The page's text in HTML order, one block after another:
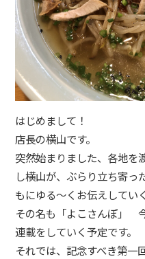
TOKAIモバイルショップ イオ
TOKAIモバイルショップ マ
TOKAIモバイルショップ 唐瀬
TOKAIモバイルショップ 静岡
TOKAIモバイルショップ ノブ
TOKAIモバイルショップ 磐田
TOKAIモバイルショップ イオ
iCracked Store イトーヨーカ
iCracked Store イオンタウン
はじめまして！
店長の横山です。
突然始まりました、各地を
し横山が、ぶらり立ち寄っ
もにゆる～くお伝えしてい
その名も「よこさんぽ」
連載をしていく予定です。
それでは、記念すべき第一